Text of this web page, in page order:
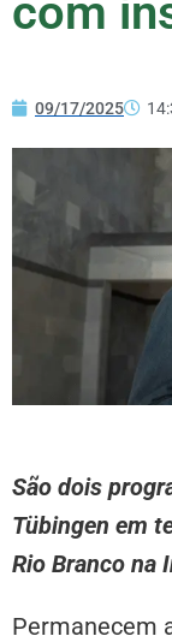
com
09/17/2025
São dois
Tübingen em
Rio Branco na
Permanecem